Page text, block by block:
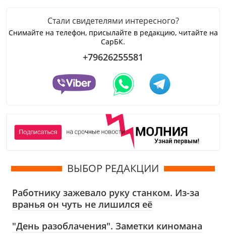
Стали свидетелями интересного?
Снимайте на телефон, присылайте в редакцию, читайте на
СарБК.
+79626255581
ВЫБОР РЕДАКЦИИ
Работнику зажевало руку станком. Из-за
вранья он чуть не лишился её
"День разоблачения". Заметки киномана